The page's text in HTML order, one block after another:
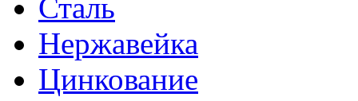
Сталь
Нержавейка
Цинкование